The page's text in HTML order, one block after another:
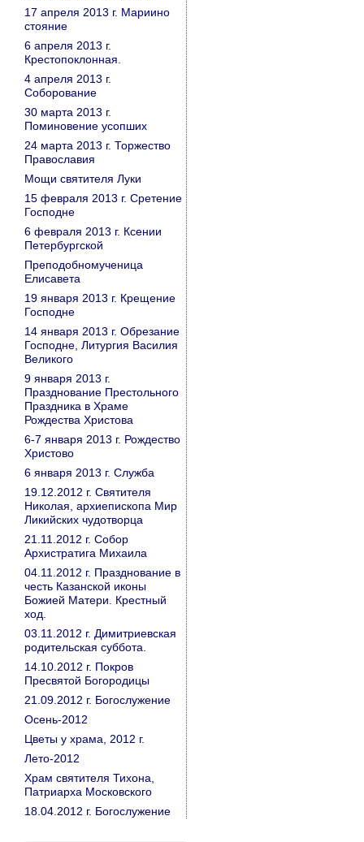
17 апреля 2013 г. Мариино
стояние
6 апреля 2013 г.
Крестопоклонная.
4 апреля 2013 г.
Соборование
30 марта 2013 г.
Поминовение усопших
24 марта 2013 г. Торжество
Православия
Мощи святителя Луки
15 февраля 2013 г. Сретение
Господне
6 февраля 2013 г. Ксении
Петербургской
Преподобномученица
Елисавета
19 января 2013 г. Крещение
Господне
14 января 2013 г. Обрезание
Господне, Литургия Василия
Великого
9 января 2013 г.
Празднование Престольного
Праздника в Храме
Рождества Христова
6-7 января 2013 г. Рождество
Христово
6 января 2013 г. Служба
19.12.2012 г. Святителя
Николая, архиепископа Мир
Ликийских чудотворца
21.11.2012 г. Собор
Архистратига Михаила
04.11.2012 г. Празднование в
честь Казанской иконы
Божией Матери. Крестный
ход.
03.11.2012 г. Димитриевская
родительская суббота.
14.10.2012 г. Покров
Пресвятой Богородицы
21.09.2012 г. Богослужение
Осень-2012
Цветы у храма, 2012 г.
Лето-2012
Храм святителя Тихона,
Патриарха Московского
18.04.2012 г. Богослужение